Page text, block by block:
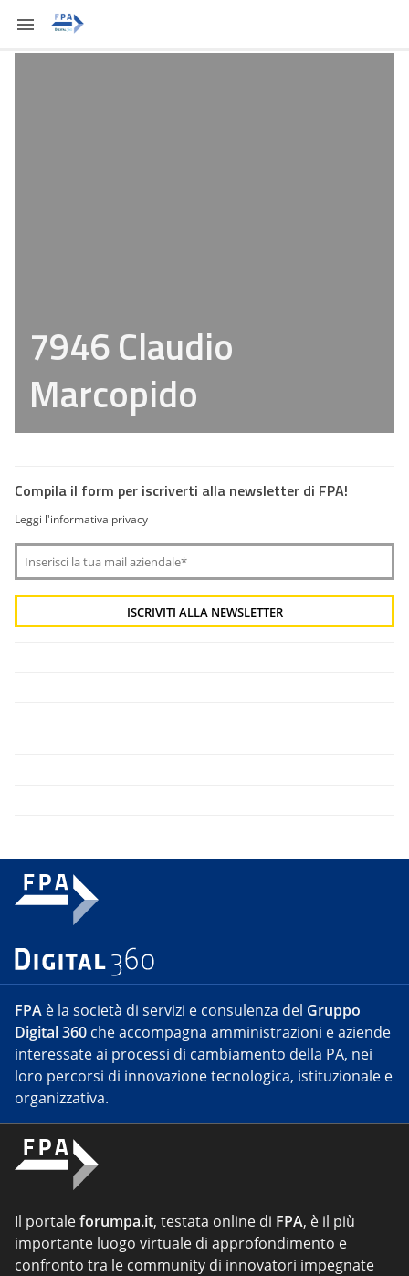
7946 Claudio
Marcopido
Compila il form per iscriverti alla newsletter di FPA!
Leggi l'informativa privacy
FPA è la società di servizi e consulenza del Gruppo
Digital 360 che accompagna amministrazioni e aziende
interessate ai processi di cambiamento della PA, nei
loro percorsi di innovazione tecnologica, istituzionale e
organizzativa.
Il portaleforumpa.it, testata online di FPA, è il più
importante luogo virtuale di approfondimento e
confronto tra le community di innovatori impegnate